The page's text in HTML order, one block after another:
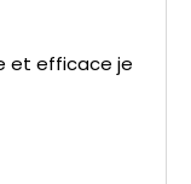
et efficace je